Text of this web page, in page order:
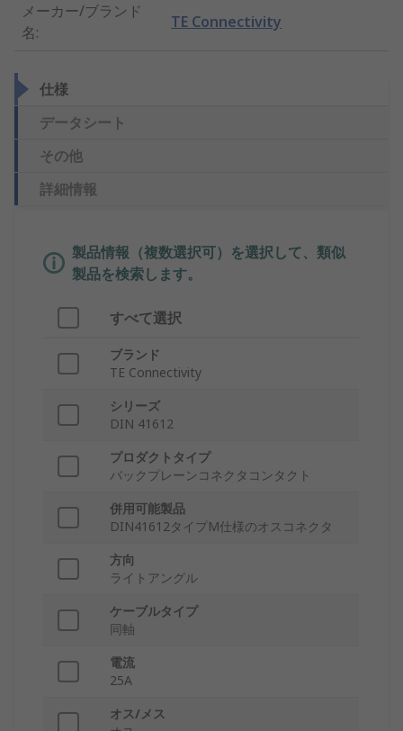
メーカー/ブランド
名:
TE Connectivity
仕様
データシート
その他
詳細情報
製品情報（複数選択可）を選択して、類似
製品を検索します。
すべて選択
ブランド
TE Connectivity
シリーズ
DIN 41612
プロダクトタイプ
バックプレーンコネクタコンタクト
併用可能製品
DIN41612タイプM仕様のオスコネクタ
方向
ライトアングル
ケーブルタイプ
同軸
電流
25A
オス/メス